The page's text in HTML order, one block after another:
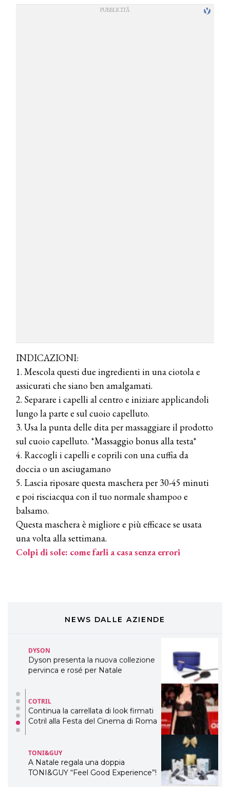
INDICAZIONI:
1. Mescola questi due ingredienti in una ciotola e
assicurati che siano ben amalgamati.
2. Separare i capelli al centro e iniziare applicandoli
lungo la parte e sul cuoio capelluto.
3. Usa la punta delle dita per massaggiare il prodotto
sul cuoio capelluto. *Massaggio bonus alla testa*
4. Raccogli i capelli e coprili con una cuffia da
doccia o un asciugamano
5. Lascia riposare questa maschera per 30-45 minuti
e poi risciacqua con il tuo normale shampoo e
balsamo.
Questa maschera è migliore e più efficace se usata
una volta alla settimana.
Colpi di sole: come farli a casa senza errori
NEWS DALLE AZIENDE
DYSON
Dyson presenta la nuova collezione
pervinca e rosé per Natale
Continua la carrellata di look firmati
Cotril alla Festa del Cinema di Roma
TONI&GUY
A Natale regala una doppia
TONI&GUY “Feel Good Experience”!
TONI&GUY
LABEL.M lancia la sua innovativa ed
eco-sostenibile linea di prodotti
professionali
DAVINES
Davines presenta cofanetti beauty
WELLNESS CONGRESS 2022: I
DYSON
Dyson presenta la nuova collezione
pervinca e rosé per Natale
COTRIL
Continua la carrellata di look firmati
Cotril alla Festa del Cinema di Roma
TONI&GUY
A Natale regala una doppia
TONI&GUY “Feel Good Experience”!